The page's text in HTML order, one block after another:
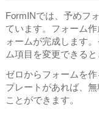
FormINでは、予めフ
ています。フォーム
ォームが完成します
ム項目を変更できる
ゼロからフォームを
プレートがあれば、
ことができます。